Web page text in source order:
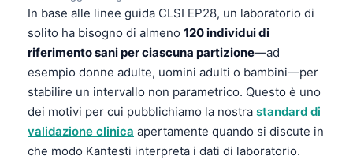
In base alle linee guida CLSI EP28, un laboratorio di
solito ha bisogno di almeno 120 individui di
riferimento sani per ciascuna partizione—ad
esempio donne adulte, uomini adulti o bambini—per
stabilire un intervallo non parametrico. Questo è uno
dei motivi per cui pubblichiamo la nostra standard di
validazione clinica apertamente quando si discute in
che modo Kantesti interpreta i dati di laboratorio.